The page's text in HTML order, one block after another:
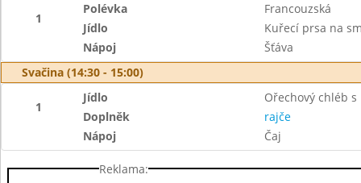
1
Polévka
Francouzská
Jídlo
Kuřecí prsa na
Nápoj
Šťáva
Svačina (14:30 - 15:00)
1
Jídlo
Ořechový chléb
Doplněk
rajče
Nápoj
Čaj
Reklama: